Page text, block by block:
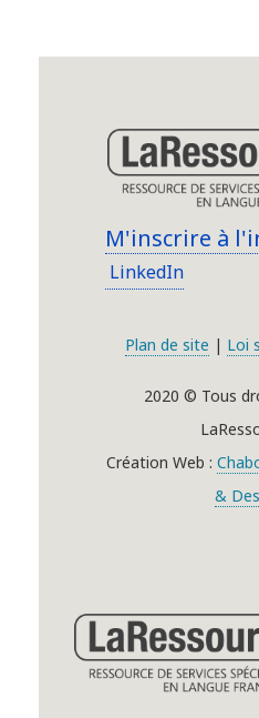
M'inscrire à
LinkedIn
Plan de site | Loi
2020 © Tous
Création Web :
&